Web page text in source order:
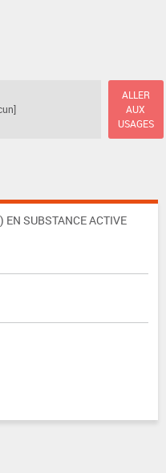
ALLER
AUX
USAGES
SUBSTANCE ACTIVE